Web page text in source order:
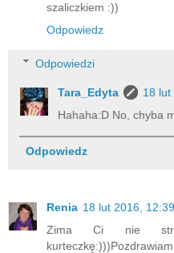
szaliczkiem :))
Odpowiedz
Odpowiedzi
Tara_Edyta
18 lut
Hahaha:D No, chyba
Odpowiedz
Renia 18 lut 2016,
Zima Ci nie